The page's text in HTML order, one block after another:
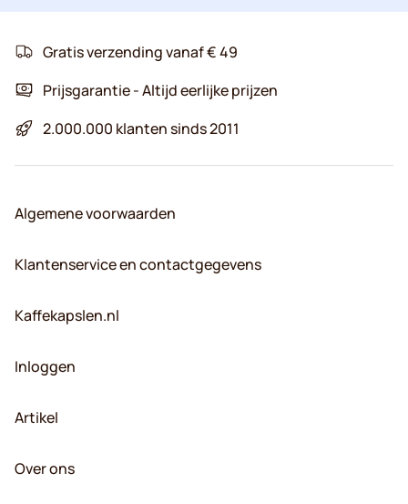
Gratis verzending vanaf € 49
Prijsgarantie - Altijd eerlijke prijzen
2.000.000 klanten sinds 2011
Algemene voorwaarden
Klantenservice en contactgegevens
Kaffekapslen.nl
Inloggen
Artikel
Over ons